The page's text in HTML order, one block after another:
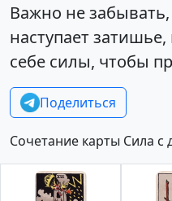
Важно не забывать,
наступает
себе силы, чтобы
Поделиться
Сочетание карты Сила с